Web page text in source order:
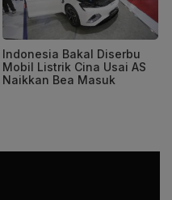
Indonesia Bakal Diserbu
Mobil Listrik Cina Usai AS
Naikkan Bea Masuk